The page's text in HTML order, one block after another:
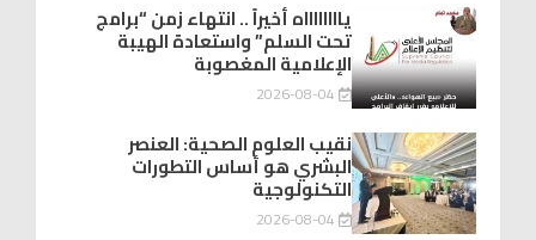
يااااااااه أخيراً .. انتهاء زمن “برامج
تحت السلم” واستعادة الهيبة
الإعلامية المغصوبة
2026-08-04
نقيب العلوم الصحية: العنصر
البشري هو أساس التطورات
التكنولوجية
2026-08-04